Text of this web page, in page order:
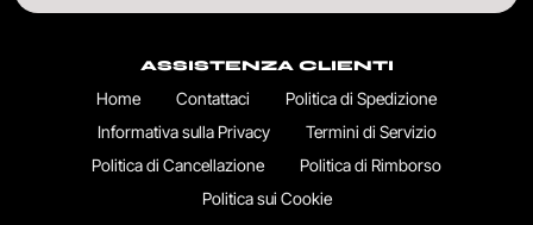
ASSISTENZA CLIENTI
Home Contattaci
Politica di Spedizione
Informativa sulla Privacy
Termini di Servizio
Politica di Cancellazione
Politica di Rimborso
Politica sui Cookie